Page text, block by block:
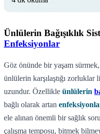
Ünlülerin Bağışıklık
Enfeksiyonlar
Göz önünde bir yaşam
ünlülerin karşılaştığı zorluklar
uzundur. Özellikle ünlülerin
bağlı olarak artan
ele alınan önemli bir sağlık
çalışma temposu, bitmek